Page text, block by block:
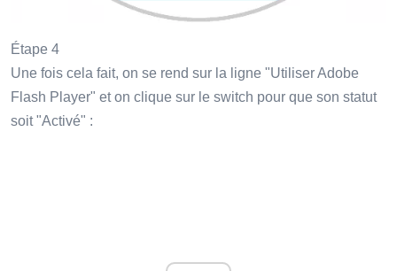
Étape 4
Une fois cela fait, on se rend sur la ligne "Utiliser Adobe
Flash Player" et on clique sur le switch pour que son statut
soit "Activé" :